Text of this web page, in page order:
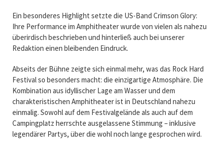
Ein besonderes Highlight setzte die US-Band Crimson Glory:
Ihre Performance im Amphitheater wurde von vielen als nahezu
überirdisch beschrieben und hinterließ auch bei unserer
Redaktion einen bleibenden Eindruck.
Abseits der Bühne zeigte sich einmal mehr, was das Rock Hard
Festival so besonders macht: die einzigartige Atmosphäre. Die
Kombination aus idyllischer Lage am Wasser und dem
charakteristischen Amphitheater ist in Deutschland nahezu
einmalig. Sowohl auf dem Festivalgelände als auch auf dem
Campingplatz herrschte ausgelassene Stimmung – inklusive
legendärer Partys, über die wohl noch lange gesprochen wird.